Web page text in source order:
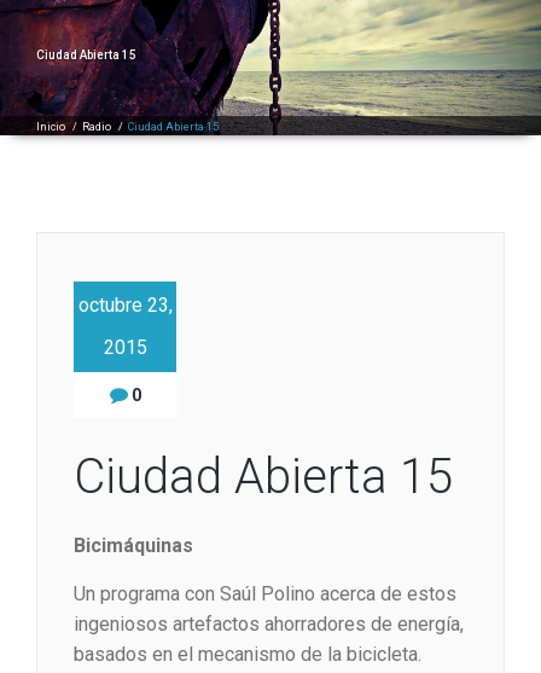
Ciudad Abierta 15
Inicio / Radio / Ciudad Abierta 15
octubre 23,
2015
0
Ciudad Abierta 15
Bicimáquinas
Un programa con Saúl Polino acerca de estos
ingeniosos artefactos ahorradores de energía,
basados en el mecanismo de la bicicleta.